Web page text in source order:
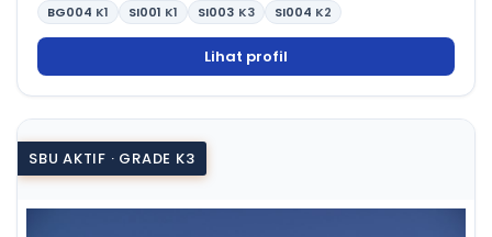
BG004 K1 SI001 K1 SI003 K3 SI004 K2
Lihat profil
SBU AKTIF · GRADE K3